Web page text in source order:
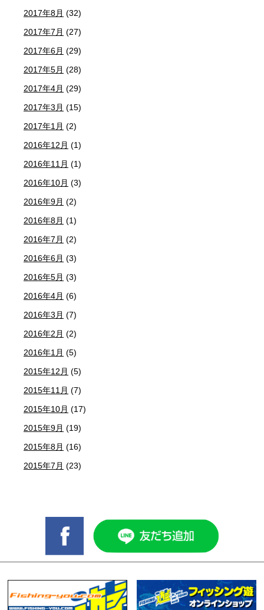
2017年8月 (32)
2017年7月 (27)
2017年6月 (29)
2017年5月 (28)
2017年4月 (29)
2017年3月 (15)
2017年1月 (2)
2016年12月 (1)
2016年11月 (1)
2016年10月 (3)
2016年9月 (2)
2016年8月 (1)
2016年7月 (2)
2016年6月 (3)
2016年5月 (3)
2016年4月 (6)
2016年3月 (7)
2016年2月 (2)
2016年1月 (5)
2015年12月 (5)
2015年11月 (7)
2015年10月 (17)
2015年9月 (19)
2015年8月 (16)
2015年7月 (23)